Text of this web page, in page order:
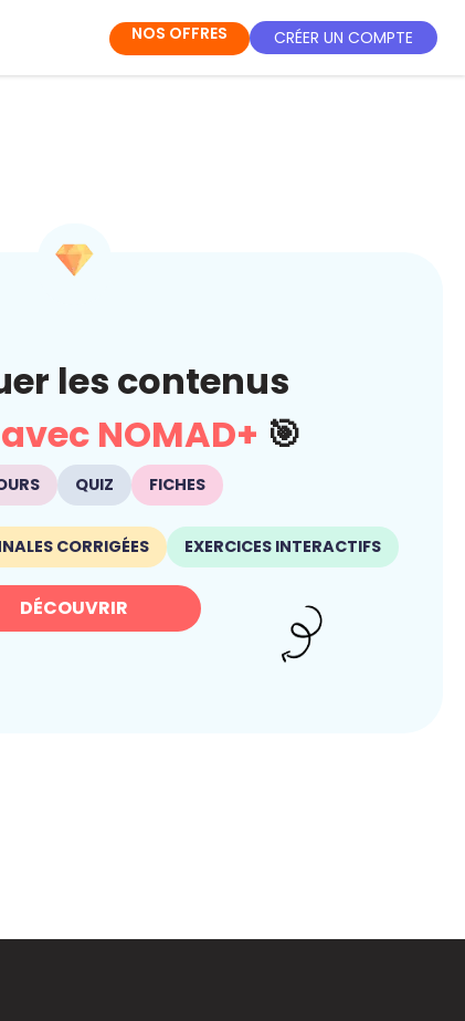
NOS OFFRES CRÉER UN COMPTE
les contenus
avec NOMAD+ 🎯
QUIZ FICHES
CORRIGÉES EXERCICES INTERACTIFS
DÉCOUVRIR